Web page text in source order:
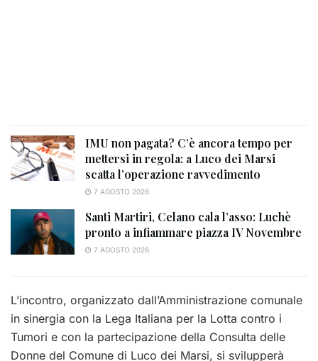
IMU non pagata? C’è ancora tempo per
mettersi in regola: a Luco dei Marsi
scatta l’operazione ravvedimento
7 AGOSTO 2026
Santi Martiri, Celano cala l’asso: Luchè
pronto a infiammare piazza IV Novembre
7 AGOSTO 2026
L’incontro, organizzato dall’Amministrazione comunale
in sinergia con la Lega Italiana per la Lotta contro i
Tumori e con la partecipazione della Consulta delle
Donne del Comune di Luco dei Marsi, si svilupperà